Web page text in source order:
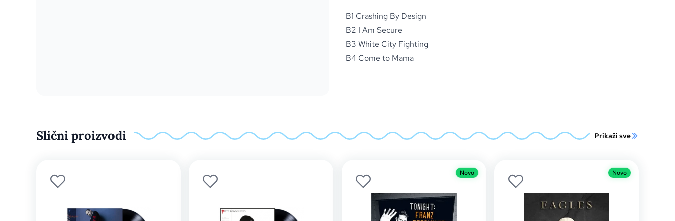
B1 Crashing By Design
B2 I Am Secure
B3 White City Fighting
B4 Come to Mama
Slični proizvodi Prikaži sve
Novo Novo